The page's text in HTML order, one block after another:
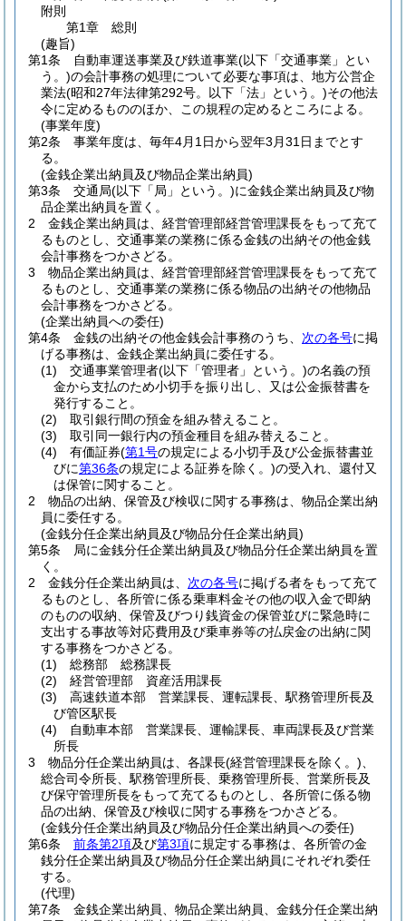
附則
第1章
総則
(趣旨)
第1条
自動車運送事業及び鉄道事業(以下「交通事業」とい
う。)の会計事務の処理について必要な事項は、地方公営企
業法(昭和27年法律第292号。以下「法」という。)その他法
令に定めるもののほか、この規程の定めるところによる。
(事業年度)
第2条
事業年度は、毎年4月1日から翌年3月31日までとす
る。
(金銭企業出納員及び物品企業出納員)
第3条
交通局(以下「局」という。)に金銭企業出納員及び物
品企業出納員を置く。
2
金銭企業出納員は、経営管理部経営管理課長をもって充て
るものとし、交通事業の業務に係る金銭の出納その他金銭
会計事務をつかさどる。
3
物品企業出納員は、経営管理部経営管理課長をもって充て
るものとし、交通事業の業務に係る物品の出納その他物品
会計事務をつかさどる。
(企業出納員への委任)
第4条
金銭の出納その他金銭会計事務のうち、 次の各号に掲
げる事務は、金銭企業出納員に委任する。
(1)
交通事業管理者(以下「管理者」という。)の名義の預
金から支払のため小切手を振り出し、又は公金振替書を
発行すること。
(2)
取引銀行間の預金を組み替えること。
(3)
取引同一銀行内の預金種目を組み替えること。
(4)
有価証券(第1号の規定による小切手及び公金振替書並
びに第36条の規定による証券を除く。)の受入れ、還付又
は保管に関すること。
2
物品の出納、保管及び検収に関する事務は、物品企業出納
員に委任する。
(金銭分任企業出納員及び物品分任企業出納員)
第5条
局に金銭分任企業出納員及び物品分任企業出納員を置
く。
2
金銭分任企業出納員は、 次の各号に掲げる者をもって充て
るものとし、各所管に係る乗車料金その他の収入金で即納
のものの収納、保管及びつり銭資金の保管並びに緊急時に
支出する事故等対応費用及び乗車券等の払戻金の出納に関
する事務をつかさどる。
(1)
総務部 総務課長
(2)
経営管理部 資産活用課長
(3)
高速鉄道本部 営業課長、運転課長、駅務管理所長及
び管区駅長
(4)
自動車本部 営業課長、運輸課長、車両課長及び営業
所長
3
物品分任企業出納員は、各課長(経営管理課長を除く。)
総合司令所長、駅務管理所長、乗務管理所長、営業所長及
び保守管理所長をもって充てるものとし、各所管に係る物
品の出納、保管及び検収に関する事務をつかさどる。
(金銭分任企業出納員及び物品分任企業出納員への委任)
第6条
前条第2項及び第3項に規定する事務は、各所管の金
銭分任企業出納員及び物品分任企業出納員にそれぞれ委任
する。
(代理)
第7条
金銭企業出納員、物品企業出納員、金銭分任企業出納